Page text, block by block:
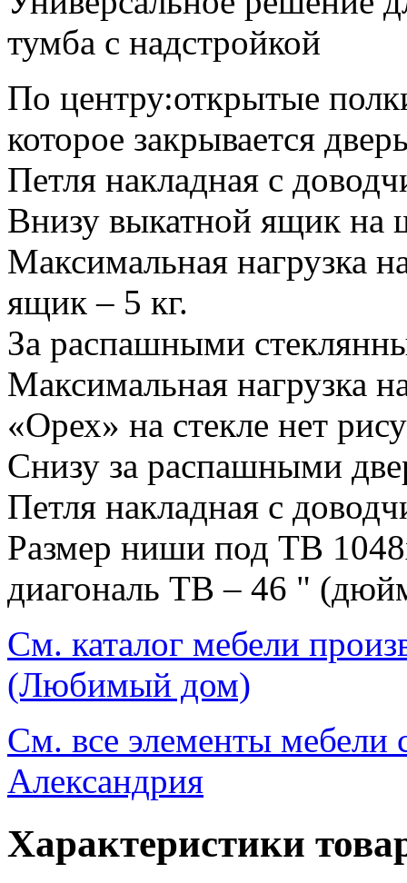
тумба с надстройкой
По центру:открытые
которое закрывается
Петля накладная с
Внизу выкатной ящик на
Максимальная нагрузка
ящик – 5 кг.
За распашными
Максимальная нагрузка
«Орех» на стекле нет
Снизу за распашными
Петля накладная с
Размер ниши под ТВ
диагональ ТВ – 46 "
См. каталог мебели
(Любимый дом)
См. все элементы мебели
Александрия
Характеристики